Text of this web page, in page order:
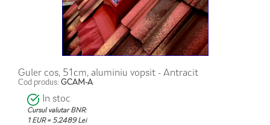
Guler cos, 51cm, aluminiu vopsit - Antracit
Cod produs: GCAM-A
In stoc
Cursul valutar BNR:
1 EUR = 5.2489 Lei